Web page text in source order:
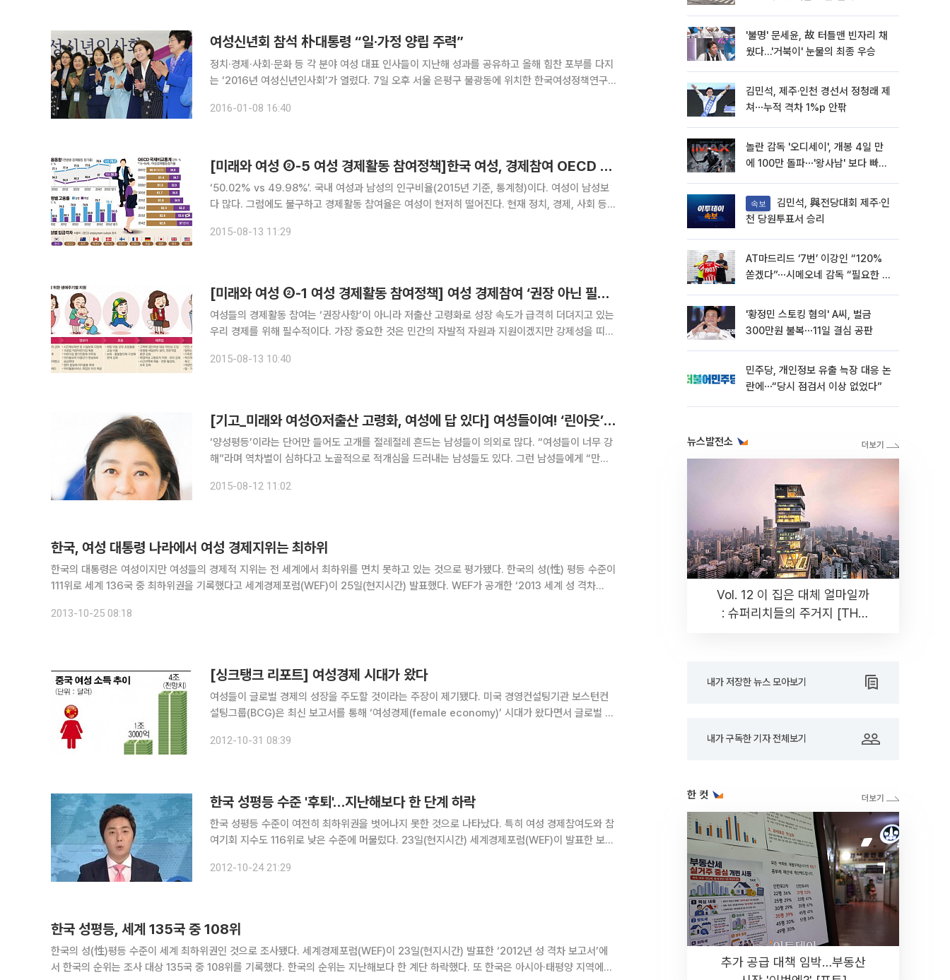
여성신년회 참석 朴대통령 “일·가정 양립 주력”
정치·경제·사회·문화 등 각 분야 여성 대표 인사들이 지난해 성과를 공유하고 올해 힘찬 포부를 다지
는 ‘2016년 여성신년인사회’가 열렸다. 7일 오후 서울 은평구 불광동에 위치한 한국여성정책연구
낡은 패러다임을 확실하게 바꿔나갈 것이라며 정부와 기업, 개인
2016-01-08 16:40
[미래와 여성 ②-5 여성 경제활동 참여정책]한국 여성, 경제참여 OECD 중 최하위
‘50.02% vs 49.98%’. 국내 여성과 남성의 인구비율(2015년 기준, 통계청)이다. 여성이 남성보
다 많다. 그럼에도 불구하고 경제활동 참여율은 여성이 현저히 떨어진다. 현재 정치, 경제, 사회 등
다. 전 세계적으로 경제성장의 핵심 키(Key)는
2015-08-13 11:29
[미래와 여성 ②-1 여성 경제활동 참여정책] 여성 경제참여 ‘권장 아닌 필수’… 일·가정 병행사회 앞당겨야
여성들의 경제활동 참여는 ‘권장사항’이 아니라 저출산 고령화로 성장 속도가 급격히 더뎌지고 있는
우리 경제를 위해 필수적이다. 가장 중요한 것은 민간의 자발적 자원과 지원이겠지만 강제성을 띠지
되는 부분이 없지 않기 때문이다. 따라서 정부가 ‘보이는 손’이 되어
2015-08-13 10:40
[기고_미래와 여성①저출산 고령화, 여성에 답 있다] 여성들이여! ‘린아웃’하지 말고 ‘린인’하라
‘양성평등’이라는 단어만 들어도 고개를 절레절레 흔드는 남성들이 의외로 많다. “여성들이 너무 강
해”라며 역차별이 심하다고 노골적으로 적개심을 드러내는 남성들도 있다. 그런 남성들에게 “만약
건 좋다”고 한다. 심지어 어떤 이는 그렇게만 된다면 본인이 “주부로
2015-08-12 11:02
한국, 여성 대통령 나라에서 여성 경제지위는 최하위
한국의 대통령은 여성이지만 여성들의 경제적 지위는 전 세계에서 최하위를 면치 못하고 있는 것으로 평가됐다. 한국의 성(性) 평등 수준이
111위로 세계 136국 중 최하위권을 기록했다고 세계경제포럼(WEF)이 25일(현지시간) 발표했다. WEF가 공개한 ‘2013 세계 성 격차
2013-10-25 08:18
[싱크탱크 리포트] 여성경제 시대가 왔다
여성들이 글로벌 경제의 성장을 주도할 것이라는 주장이 제기됐다. 미국 경영컨설팅기관 보스턴컨
설팅그룹(BCG)은 최신 보고서를 통해 ‘여성경제(female economy)’ 시대가 왔다면서 글로벌 경
2012-10-31 08:39
한국 성평등 수준 '후퇴'…지난해보다 한 단계 하락
한국 성평등 수준이 여전히 최하위권을 벗어나지 못한 것으로 나타났다. 특히 여성 경제참여도와 참
여기회 지수도 116위로 낮은 수준에 머물렀다. 23일(현지시간) 세계경제포럼(WEF)이 발표한 보고
록했다고 밝혔다. 이는 아랍에미리트(107위), 쿠웨이
2012-10-24 21:29
한국 성평등, 세계 135국 중 108위
한국의 성(性)평등 수준이 세계 최하위권인 것으로 조사됐다. 세계경제포럼(WEF)이 23일(현지시간) 발표한 ‘2012년 성 격차 보고서’에
서 한국의 순위는 조사 대상 135국 중 108위를 기록했다. 한국의 순위는 지난해보다 한 계단 하락했다. 또 한국은 아시아·태평양 지역에서
'불명' 문세윤, 故 터틀맨 빈자리 채
웠다…'거북이' 눈물의 최종 우승
김민석, 제주·인천 경선서 정청래 제
쳐⋯누적 격차 1%p 안팎
놀란 감독 '오디세이', 개봉 4일 만
에 100만 돌파⋯'왕사남' 보다 빠르
속보
천 당원투표서 승리
AT마드리드 ‘7번’ 이강인 “120%
쏟겠다”⋯시메오네 감독 “필요한 선
'황정민 스토킹 혐의' A씨, 벌금
300만원 불복⋯11일 결심 공판
민주당, 개인정보 유출 늑장 대응 논
란에⋯“당시 점검서 이상 없었다”
뉴스발전소
Vol. 12 이 집은 대체 얼마일까
: 슈퍼리치들의 주거지 [THE
내가 저장한 뉴스 모아보기
내가 구독한 기자 전체보기
한 컷
추가 공급 대책 임박…부동산